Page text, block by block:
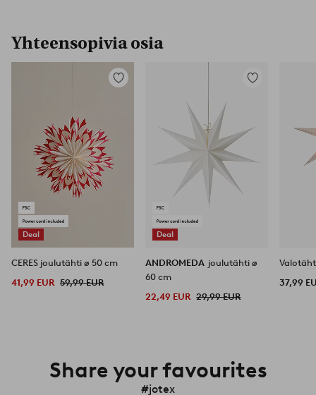
Yhteensopivia osia
Deal
Lisää
CERES joulutähti ø 50 cm
41,99 EUR 59,99 EUR
Deal
Lisää
ANDROMEDA joulutähti ø
60 cm
22,49 EUR 29,99 EUR
37,99
Share your favourites
#jotex